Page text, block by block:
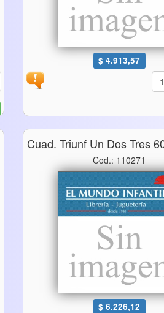
$ 4.913,57
Cuad. Triunf Un Dos Tres
Cod.: 110271
$ 6.226,12